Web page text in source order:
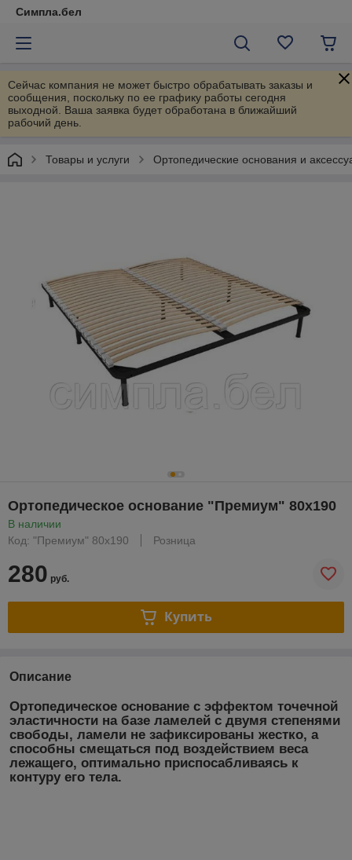
Симпла.бел
Сейчас компания не может быстро обрабатывать заказы и
сообщения, поскольку по ее графику работы сегодня
выходной. Ваша заявка будет обработана в ближайший
рабочий день.
Товары и услуги Ортопедические основания и
Ортопедическое основание "Премиум" 80х190
В наличии
Код: "Премиум" 80х190
Розница
280 руб.
Купить
Описание
Ортопедическое основание с эффектом точечной
эластичности на базе ламелей с двумя степенями
свободы, ламели не зафиксированы жестко, а
способны смещаться под воздействием веса
лежащего, оптимально приспосабливаясь к
контуру его тела.